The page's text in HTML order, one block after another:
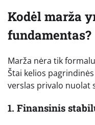
Kodėl marža
fundamentas?
Marža nėra tik
Štai kelios
verslas privalo nuolat
1. Finansinis